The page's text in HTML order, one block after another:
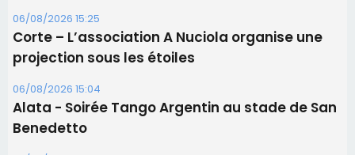
Les brèves
09/08/2026 11:04
Festa di l’Associi Curtinesi le 13 septembre
06/08/2026 15:57
Ucciani – Marché des producteurs à Cruculi le
11 août